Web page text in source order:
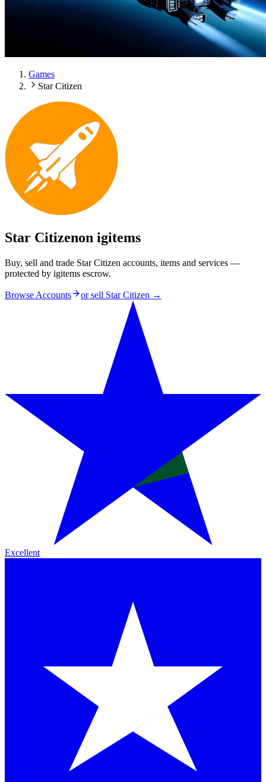
Games
Star Citizen
Star Citizenon igitems
Buy, sell and trade Star Citizen accounts, items and services —
protected by igitems escrow.
Browse Accounts or sell Star Citizen →
Excellent